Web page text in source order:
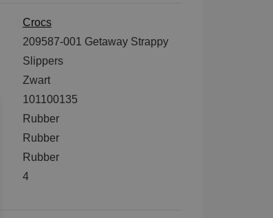
Crocs
209587-001 Getaway Strappy
Slippers
Zwart
101100135
Rubber
Rubber
Rubber
4